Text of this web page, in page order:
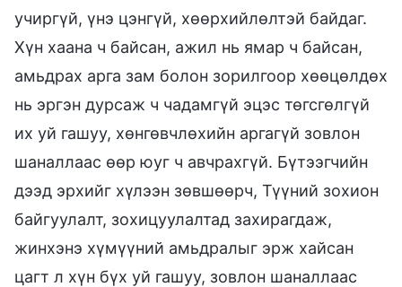
учиргүй, үнэ цэнгүй, хөөрхийлөлтэй байдаг.
Хүн хаана ч байсан, ажил нь ямар ч байсан,
амьдрах арга зам болон зорилгоор хөөцөлдөх
нь эргэн дурсаж ч чадамгүй эцэс төгсгөлгүй
их уй гашуу, хөнгөвчлөхийн аргагүй зовлон
шаналлаас өөр юуг ч авчрахгүй. Бүтээгчийн
дээд эрхийг хүлээн зөвшөөрч, Түүний зохион
байгуулалт, зохицуулалтад захирагдаж,
жинхэнэ хүмүүний амьдралыг эрж хайсан
цагт л хүн бүх уй гашуу, зовлон шаналлаас